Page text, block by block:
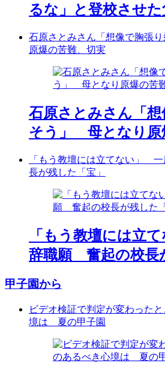
るな」と登校させ
石原さとみさん「想像で胸張
原爆の苦難、切実
石原さとみさん「
そう」 母となり原
「もう教壇には立てない」
長が残した「宝」
「もう教壇には立
辞職願 奮起の校長
甲子園から
ビデオ検証で判定が変わった
境は 夏の甲子園